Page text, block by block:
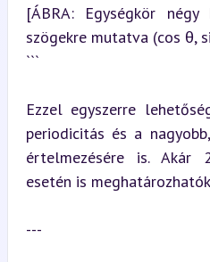
[ÁBRA: Egységkör négy
szögekre mutatva (cos θ,
```
Ezzel egyszerre
periodicitás és a
értelmezésére is. Akár
esetén is
---